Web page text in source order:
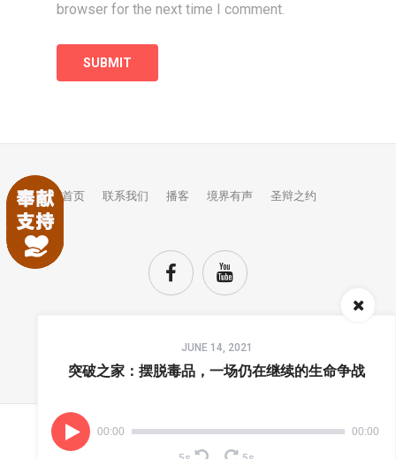
browser for the next time I comment.
JUNE 14, 2021
突破之家：摆脱毒品，一场仍在继续的生命争战
00:00 00:00
首页 联系我们 播客 境界有声 圣辩之约
TOP